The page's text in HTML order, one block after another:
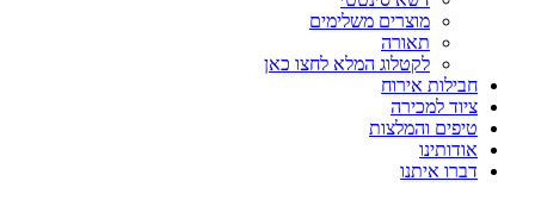
מוצרים משלימים
תאורה
לקטלוג המלא לחצו כאן
חבילות אירוח
ציוד למכירה
טיפים והמלצות
אודותינו
דברו איתנו